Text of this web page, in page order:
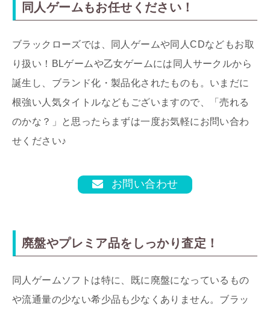
同人ゲームもお任せください！
ブラックローズでは、同人ゲームや同人CDなどもお取
り扱い！BLゲームや乙女ゲームには同人サークルから
誕生し、ブランド化・製品化されたものも。いまだに
根強い人気タイトルなどもございますので、「売れる
のかな？」と思ったらまずは一度お気軽にお問い合わ
せください♪
お問い合わせ
廃盤やプレミア品をしっかり査定！
同人ゲームソフトは特に、既に廃盤になっているもの
や流通量の少ない希少品も少なくありません。ブラッ